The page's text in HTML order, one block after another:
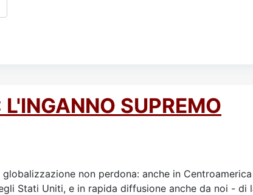
SUPREMO
globalizzazione non perdona: anche in
Stati Uniti, e in rapida diffusione anche da noi - di